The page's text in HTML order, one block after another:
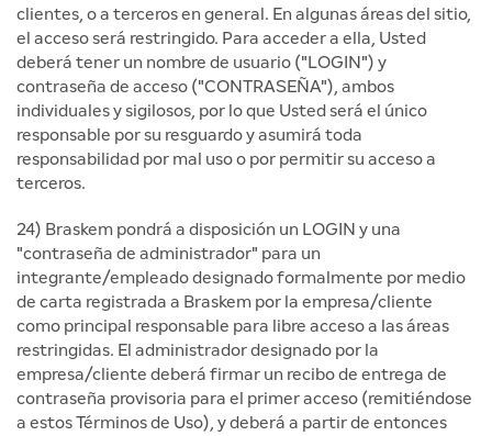
clientes, o a terceros en general. En algunas áreas del sitio,
el acceso será restringido. Para acceder a ella, Usted
deberá tener un nombre de usuario ("LOGIN") y
contraseña de acceso ("CONTRASEÑA"), ambos
individuales y sigilosos, por lo que Usted será el único
responsable por su resguardo y asumirá toda
responsabilidad por mal uso o por permitir su acceso a
terceros.
24) Braskem pondrá a disposición un LOGIN y una
"contraseña de administrador" para un
integrante/empleado designado formalmente por medio
de carta registrada a Braskem por la empresa/cliente
como principal responsable para libre acceso a las áreas
restringidas. El administrador designado por la
empresa/cliente deberá firmar un recibo de entrega de
contraseña provisoria para el primer acceso (remitiéndose
a estos Términos de Uso), y deberá a partir de entonces